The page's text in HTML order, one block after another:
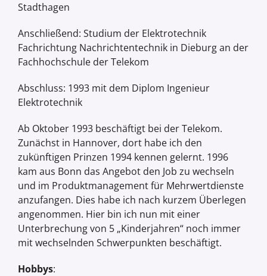
Stadthagen
Anschließend: Studium der Elektrotechnik
Fachrichtung Nachrichtentechnik in Dieburg an der
Fachhochschule der Telekom
Abschluss: 1993 mit dem Diplom Ingenieur
Elektrotechnik
Ab Oktober 1993 beschäftigt bei der Telekom.
Zunächst in Hannover, dort habe ich den
zukünftigen Prinzen 1994 kennen gelernt. 1996
kam aus Bonn das Angebot den Job zu wechseln
und im Produktmanagement für Mehrwertdienste
anzufangen. Dies habe ich nach kurzem Überlegen
angenommen. Hier bin ich nun mit einer
Unterbrechung von 5 „Kinderjahren“ noch immer
mit wechselnden Schwerpunkten beschäftigt.
Hobbys: